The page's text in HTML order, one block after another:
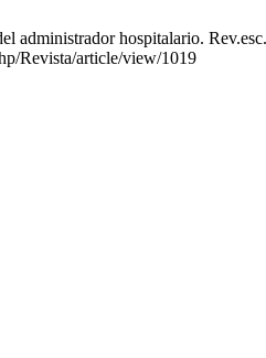
administrador hospitalario.
Revista/article/view/1019